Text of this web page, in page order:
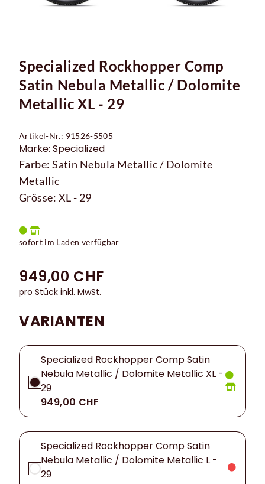
Specialized Rockhopper Comp
Satin Nebula Metallic / Dolomite
Metallic XL - 29
Artikel-Nr.: 91526-5505
Marke: Specialized
Farbe: Satin Nebula Metallic / Dolomite
Metallic
Grösse: XL - 29
sofort im Laden verfügbar
949,00 CHF
pro Stück inkl. MwSt.
VARIANTEN
Specialized Rockhopper Comp Satin
Nebula Metallic / Dolomite Metallic XL -
29
949,00 CHF
Specialized Rockhopper Comp Satin
Nebula Metallic / Dolomite Metallic L -
29